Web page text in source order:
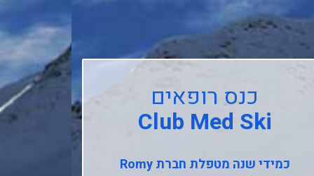
כנס רופאים
Club Med Ski
כמידי שנה מטפלת חברתRomy